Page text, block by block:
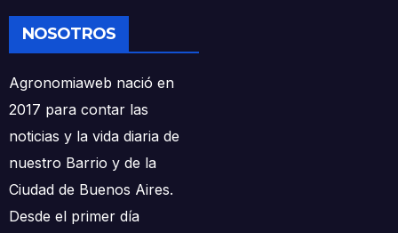
NOSOTROS
Agronomiaweb nació en
2017 para contar las
noticias y la vida diaria de
nuestro Barrio y de la
Ciudad de Buenos Aires.
Desde el primer día